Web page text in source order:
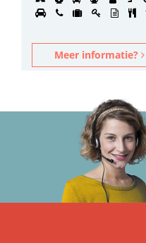
Meer informatie?